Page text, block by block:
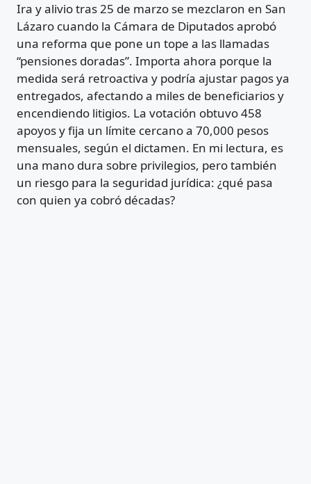
Ira y alivio tras 25 de marzo se mezclaron en San
Lázaro cuando la Cámara de Diputados aprobó
una reforma que pone un tope a las llamadas
“pensiones doradas”. Importa ahora porque la
medida será retroactiva y podría ajustar pagos ya
entregados, afectando a miles de beneficiarios y
encendiendo litigios. La votación obtuvo 458
apoyos y fija un límite cercano a 70,000 pesos
mensuales, según el dictamen. En mi lectura, es
una mano dura sobre privilegios, pero también
un riesgo para la seguridad jurídica: ¿qué pasa
con quien ya cobró décadas?